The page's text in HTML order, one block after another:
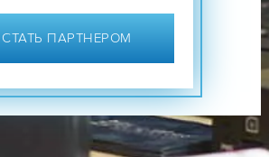
СТАТЬ ПАРТНЕРОМ